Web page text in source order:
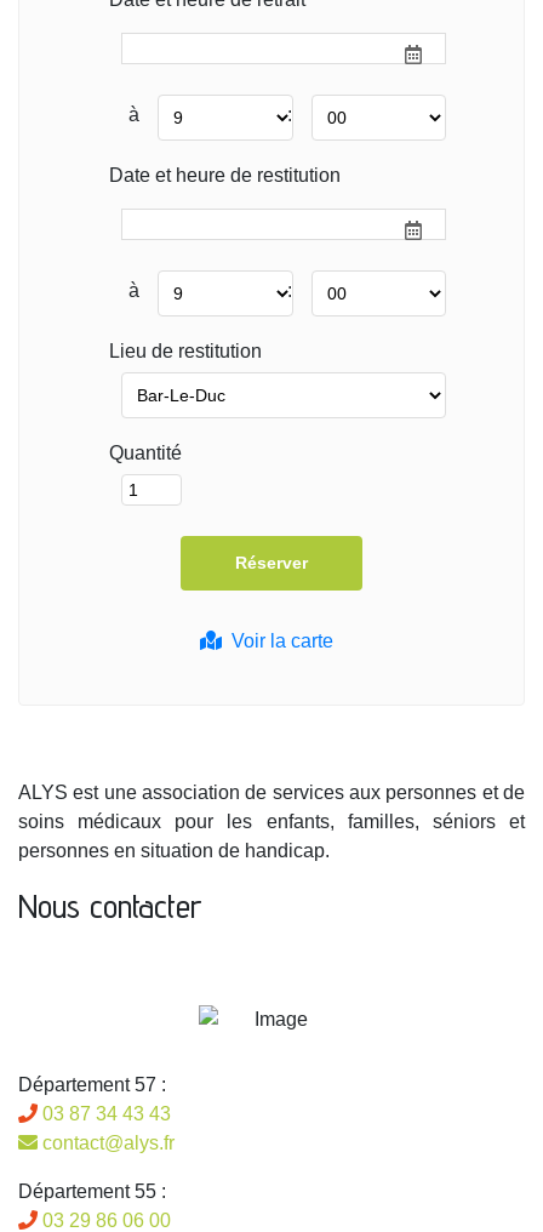
Voir la carte
à :
Date et heure de restitution
à :
Lieu de restitution
Quantité
ALYS est une association de services aux personnes et de
soins médicaux pour les enfants, familles, séniors et
personnes en situation de handicap.
Nous contacter
Département 57 :
03 87 34 43 43
contact@alys.fr
Département 55 :
03 29 86 06 00